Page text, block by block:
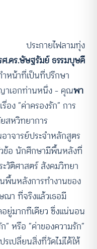
ประกายไฟลามทุ่ง
ศ.ดร.ษัษฐรัมย์ ธรรมบุษดี
หน้าที่เป็นที่ปรึกษา
เอกท่านหนึ่ง – คุณพา
อง “ค่าครองรัก” การ
สหวิทยาการ
าจารย์ประจำหลักสูตร
ข้อ นักศึกษามีพื้นหลังที่
วัติศาสตร์ สังคมวิทยา
พื้นหลังการทำงานของ
ณา ที่จริงแล้วเธอมี
ยู่มากทีเดียว ซึ่งแน่นอน
” หรือ “ค่าของความรัก”
เปลี่ยนสิ่งที่วัดไม่ได้ให้